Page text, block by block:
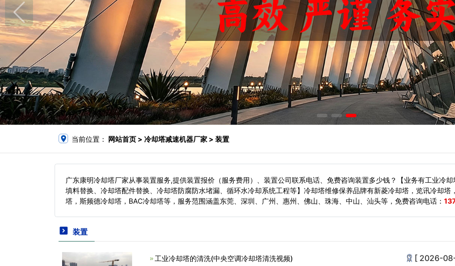
当前位置： 网站首页 > 冷却塔减速机器厂家 > 装置
广东康明冷却塔厂家从事装置服务,提供装置报价（服务费用）、装置公司联系电话、免费咨询装置多少钱？【业务有工业冷
填料替换、冷却塔配件替换、冷却塔防腐防水堵漏、循环水冷却系统工程等】冷却塔维修保养品牌有新菱冷却塔，览讯冷却
塔，斯频德冷却塔，BAC冷却塔等，服务范围涵盖东莞、深圳、广州、惠州、佛山、珠海、中山、汕头等， 免费咨询电话：
装置
工业冷却塔的清洗(中央空调冷却塔清洗视频) [ 2026-